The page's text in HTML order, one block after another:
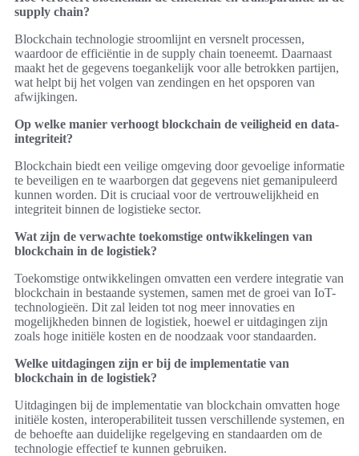
supply chain?
Blockchain technologie stroomlijnt en versnelt processen,
waardoor de efficiëntie in de supply chain toeneemt. Daarnaast
maakt het de gegevens toegankelijk voor alle betrokken partijen,
wat helpt bij het volgen van zendingen en het opsporen van
afwijkingen.
Op welke manier verhoogt blockchain de veiligheid en data-
integriteit?
Blockchain biedt een veilige omgeving door gevoelige informatie
te beveiligen en te waarborgen dat gegevens niet gemanipuleerd
kunnen worden. Dit is cruciaal voor de vertrouwelijkheid en
integriteit binnen de logistieke sector.
Wat zijn de verwachte toekomstige ontwikkelingen van
blockchain in de logistiek?
Toekomstige ontwikkelingen omvatten een verdere integratie van
blockchain in bestaande systemen, samen met de groei van IoT-
technologieën. Dit zal leiden tot nog meer innovaties en
mogelijkheden binnen de logistiek, hoewel er uitdagingen zijn
zoals hoge initiële kosten en de noodzaak voor standaarden.
Welke uitdagingen zijn er bij de implementatie van
blockchain in de logistiek?
Uitdagingen bij de implementatie van blockchain omvatten hoge
initiële kosten, interoperabiliteit tussen verschillende systemen, en
de behoefte aan duidelijke regelgeving en standaarden om de
technologie effectief te kunnen gebruiken.